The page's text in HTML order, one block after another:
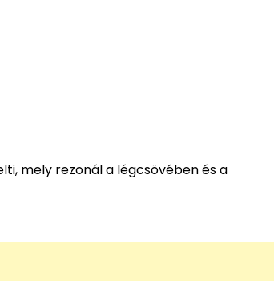
mely rezonál a légcsövében és a